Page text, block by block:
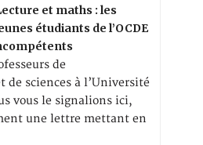
et maths : les
étudiants de l’OCDE
de
de sciences à l’Université
vous le signalions ici,
une lettre mettant en